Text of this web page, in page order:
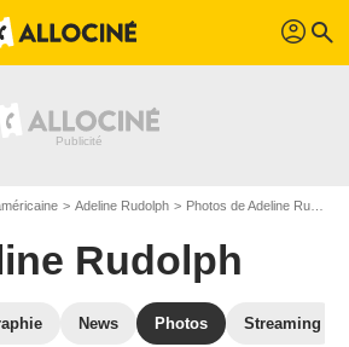
profil search
Adeline Rudolph Photos de Adeline Rudolph
Rudolph
News Photos Streaming